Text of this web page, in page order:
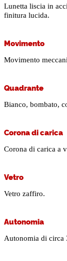
Lunetta liscia in
finitura lucida.
Movimento
Movimento
Quadrante
Bianco, bombato,
Corona di carica
Corona di carica a
Vetro
Vetro zaffiro.
Autonomia
Autonomia di circa